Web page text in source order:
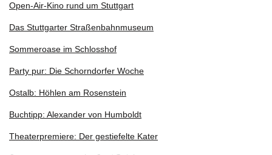
Open-Air-Kino rund um Stuttgart
Das Stuttgarter Straßenbahnmuseum
Sommeroase im Schlosshof
Party pur: Die Schorndorfer Woche
Ostalb: Höhlen am Rosenstein
Buchtipp: Alexander von Humboldt
Theaterpremiere: Der gestiefelte Kater